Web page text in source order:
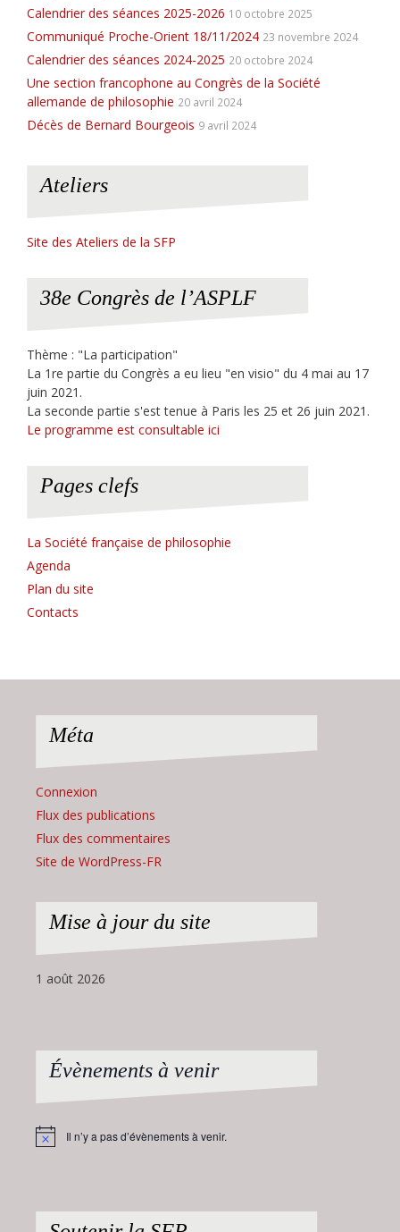
Calendrier des séances 2025-2026 10 octobre 2025
Communiqué Proche-Orient 18/11/2024 23 novembre 2024
Calendrier des séances 2024-2025 20 octobre 2024
Une section francophone au Congrès de la Société
allemande de philosophie 20 avril 2024
Décès de Bernard Bourgeois 9 avril 2024
Ateliers
Site des Ateliers de la SFP
38e Congrès de l’ASPLF
Thème : "La participation"
La 1re partie du Congrès a eu lieu "en visio" du 4 mai au 17
juin 2021.
La seconde partie s'est tenue à Paris les 25 et 26 juin 2021.
Le programme est consultable ici
Pages clefs
La Société française de philosophie
Agenda
Plan du site
Contacts
Méta
Connexion
Flux des publications
Flux des commentaires
Site de WordPress-FR
Mise à jour du site
1 août 2026
Évènements à venir
Notice Il n’y a pas d’évènements à venir.